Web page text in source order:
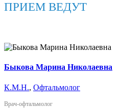
ПРИЕМ ВЕДУТ
Быкова Марина Николаевна
К.М.Н., Офтальмолог
Врач-офтальмолог